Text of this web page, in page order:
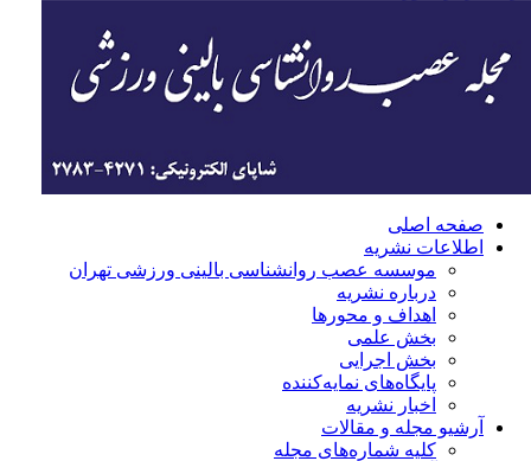
صفحه اصلی
اطلاعات نشریه
موسسه عصب روانشناسی بالینی ورزشی تهران
درباره نشریه
اهداف و محورها
بخش علمی
بخش اجرایی
‌پایگاه‌های نمایه‌کننده
اخبار نشریه
آرشیو مجله و مقالات
کلیه شماره‌های مجله